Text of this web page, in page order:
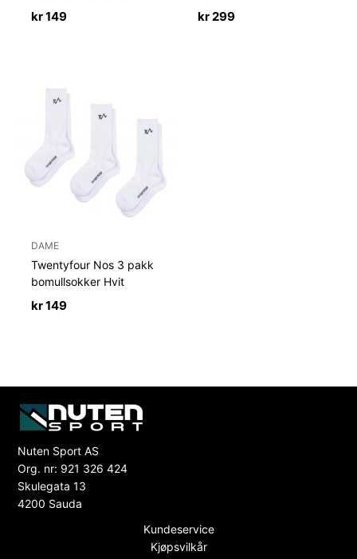
kr149 kr 299
DAME
Twentyfour Nos 3 pakk
bomullsokker Hvit
kr149
Nuten Sport AS
Org. nr: 921 326 424
Skulegata 13
4200 Sauda
Kundeservice
Kjøpsvilkår